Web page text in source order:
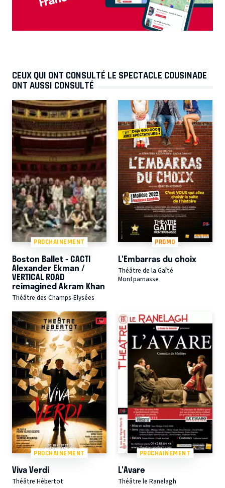
CEUX QUI ONT CONSULTÉ LE SPECTACLE COUSINADE
ONT AUSSI CONSULTÉ
PROCHAINEMENT
Boston Ballet - CACTI
Alexander Ekman /
VERTICAL ROAD
reimagined Akram Khan
Théâtre des Champs-Elysées
PROMO
L'Embarras du choix
Théâtre de la Gaîté
Montparnasse
PROCHAINEMENT
Viva Verdi
Théâtre Hébertot
PROCHAINEMENT
L'Avare
Théâtre le Ranelagh